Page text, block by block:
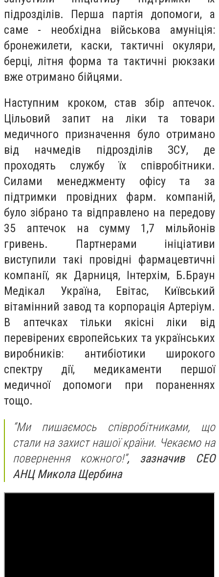
підрозділів. Перша партія допомоги, а
саме - необхідна військова амуніція:
бронежилети, каски, тактичні окуляри,
берці, літня форма та тактичні рюкзаки
вже отримано бійцями.
Наступним кроком, став збір аптечок.
Цільовий запит на ліки та товари
медичного призначення було отримано
від начмедів підрозділів ЗСУ, де
проходять службу їх співробітники.
Силами менеджменту офісу та за
підтримки провідних фарм. компаній,
було зібрано та відправлено на передову
35 аптечок на сумму 1,7 мільйонів
гривень. Партнерами ініціативи
виступили такі провідні фармацевтичні
компанії, як Дарниця, Інтерхім, Б.Браун
Медікал Україна, Евітас, Київський
вітамінний завод та корпорація Артеріум.
В аптечках тільки якісні ліки від
перевірених європейських та українських
виробників: антибіотики широкого
спектру дії, медикаменти першої
медичної допомоги при пораненнях
тощо.
“Ми пишаємось співробітниками, що
стали на захист нашої країни. Чекаємо на
повернення кожного!”, зазначив СЕО
АНЦ Микола Щербина